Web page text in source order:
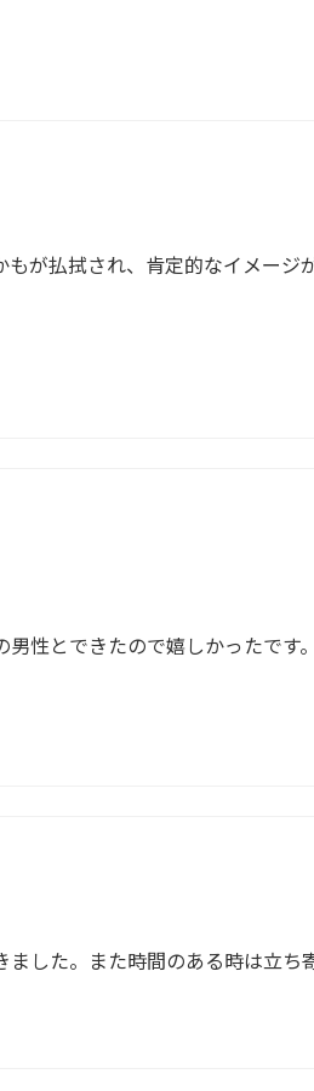
が払拭され、肯定的なイメー
性とできたので嬉しかったです。
した。また時間のある時は立ち